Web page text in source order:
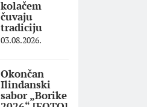
kolačem
čuvaju
tradiciju
03.08.2026.
Okončan
Ilindanski
sabor „Borike